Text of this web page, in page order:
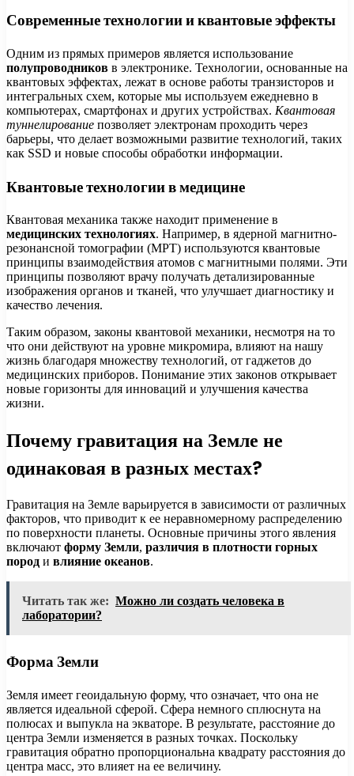
Современные технологии и квантовые эффекты
Одним из прямых примеров является использование
полупроводников в электронике. Технологии, основанные на
квантовых эффектах, лежат в основе работы транзисторов и
интегральных схем, которые мы используем ежедневно в
компьютерах, смартфонах и других устройствах. Квантовая
туннелирование позволяет электронам проходить через
барьеры, что делает возможными развитие технологий, таких
как SSD и новые способы обработки информации.
Квантовые технологии в медицине
Квантовая механика также находит применение в
медицинских технологиях. Например, в ядерной магнитно-
резонансной томографии (МРТ) используются квантовые
принципы взаимодействия атомов с магнитными полями. Эти
принципы позволяют врачу получать детализированные
изображения органов и тканей, что улучшает диагностику и
качество лечения.
Таким образом, законы квантовой механики, несмотря на то
что они действуют на уровне микромира, влияют на нашу
жизнь благодаря множеству технологий, от гаджетов до
медицинских приборов. Понимание этих законов открывает
новые горизонты для инноваций и улучшения качества
жизни.
Почему гравитация на Земле не
одинаковая в разных местах?
Гравитация на Земле варьируется в зависимости от различных
факторов, что приводит к ее неравномерному распределению
по поверхности планеты. Основные причины этого явления
включают форму Земли, различия в плотности горных
пород и влияние океанов.
Читать так же: Можно ли создать человека в
лаборатории?
Форма Земли
Земля имеет геоидальную форму, что означает, что она не
является идеальной сферой. Сфера немного сплюснута на
полюсах и выпукла на экваторе. В результате, расстояние до
центра Земли изменяется в разных точках. Поскольку
гравитация обратно пропорциональна квадрату расстояния до
центра масс, это влияет на ее величину.